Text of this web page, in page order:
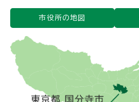
市役所の地図